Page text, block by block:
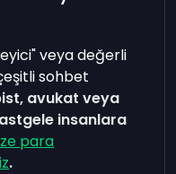
veya değerli
sohbet
avukat veya
insanlara
para
.